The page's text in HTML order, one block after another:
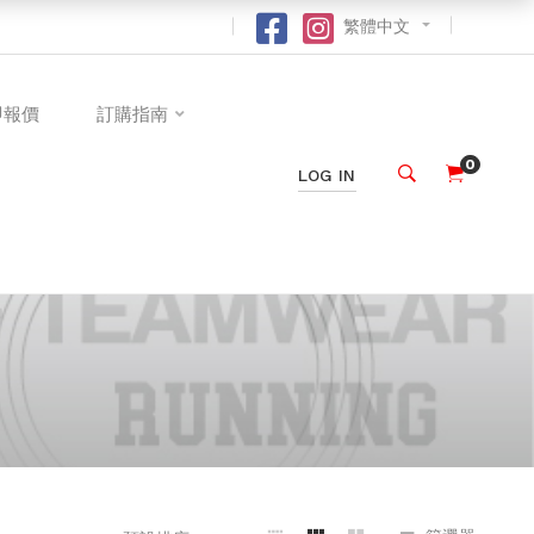
繁體中文
價 訂購指南
LOG IN
0